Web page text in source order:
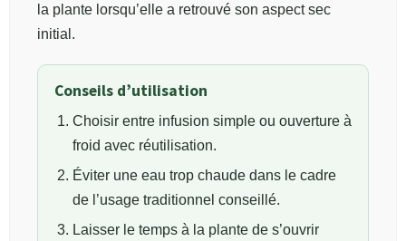
la plante lorsqu’elle a retrouvé son aspect sec
initial.
Conseils d’utilisation
Choisir entre infusion simple ou ouverture à
froid avec réutilisation.
Éviter une eau trop chaude dans le cadre
de l’usage traditionnel conseillé.
Laisser le temps à la plante de s’ouvrir